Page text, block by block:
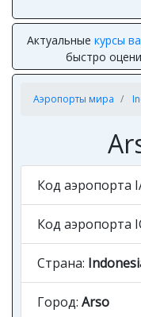
Актуальные курсы
быстро
Аэропорты мира
Код аэропорта
Код аэропорта
Страна:
Город: Arso